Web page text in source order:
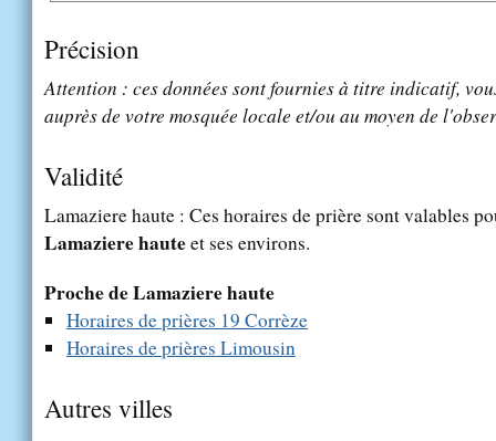
Précision
Attention : ces données sont fournies à titre indicatif,
auprès de votre mosquée locale et/ou au moyen de
Validité
Lamaziere haute : Ces horaires de prière sont valables
Lamaziere hauteet ses environs.
Proche de Lamaziere haute
Horaires de prières 19 Corrèze
Horaires de prières Limousin
Autres villes